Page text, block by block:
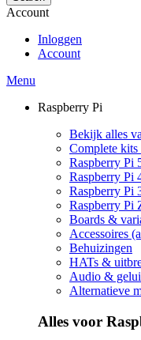
Account
Inloggen
Account
Menu
Raspberry Pi
Bekijk alles
Complete
Raspberry Pi
Raspberry Pi
Raspberry Pi
Raspberry Pi
Boards &
Accessoires
Behuizingen
HATs &
Audio &
Alternatieve
Alles voor